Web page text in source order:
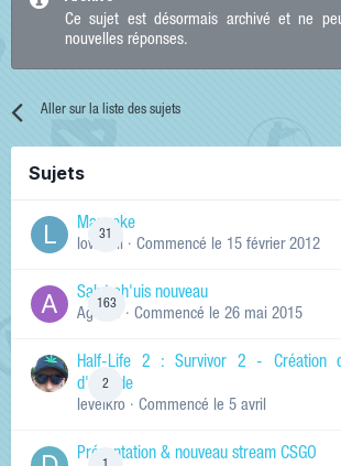
Ce sujet est désormais archivé et ne
nouvelles réponses.
Aller sur la liste des sujets
Sujets
31
Manneke
lowskill · Commencé le 15 février 2012
163
Salut ch'uis nouveau
Ag0Nie · Commencé le 26 mai 2015
2
Half-Life 2 : Survivor 2 - Création
d'arcade
levelkro · Commencé le 5 avril
Présentation & nouveau stream CSGO